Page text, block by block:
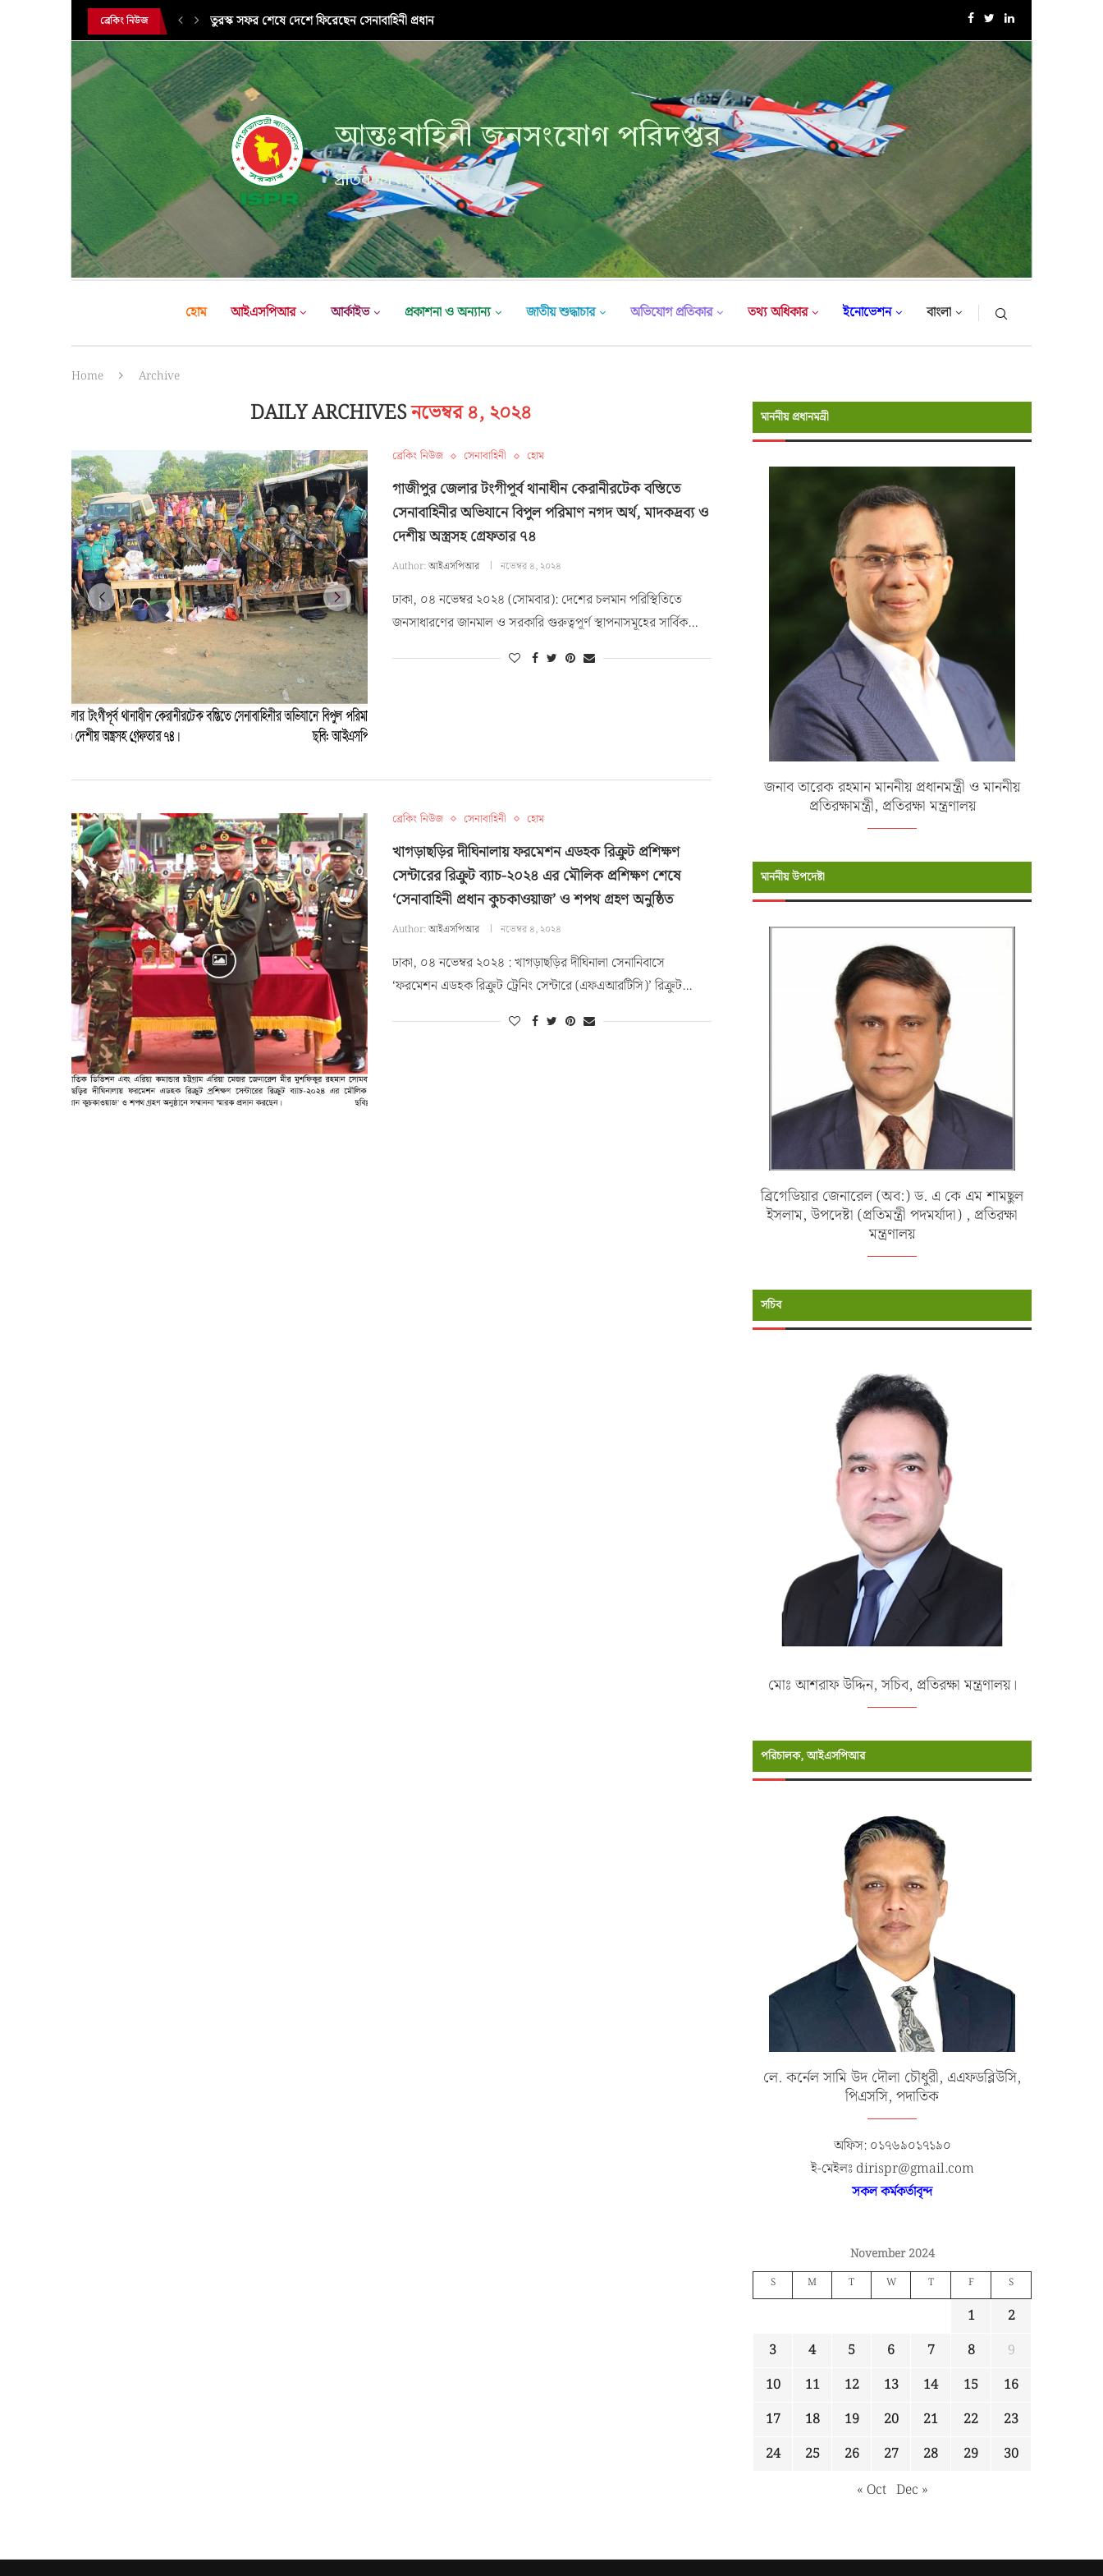
ব্রেকিং নিউজ তুরস্ক সফর শেষে দেশে ফিরেছেন সেনাবাহিনী প্রধান সরকারি সফরে তুরস্ক গমন করলেন সেনাবাহিনী প্রধান
আন্তঃবাহিনী জনসংযোগ পরিদপ্তর
প্রতিরক্ষা মন্ত্রণালয়
হোম আইএসপিআর আর্কাইভ প্রকাশনা ও অন্যান্য জাতীয় শুদ্ধাচার অভিযোগ প্রতিকার তথ্য অধিকার ইনোভেশন বাংলা
Home Archive
DAILY ARCHIVESনভেম্বর ৪, ২০২৪
ব্রেকিং নিউজ সেনাবাহিনী হোম
গাজীপুর জেলার টংগীপূর্ব থানাধীন কেরানীরটেক বস্তিতে
সেনাবাহিনীর অভিযানে বিপুল পরিমাণ নগদ অর্থ, মাদকদ্রব্য ও
দেশীয় অস্ত্রসহ গ্রেফতার ৭৪
Author:আইএসপিআর নভেম্বর ৪, ২০২৪
ঢাকা, ০৪ নভেম্বর ২০২৪ (সোমবার): দেশের চলমান পরিস্থিতিতে
জনসাধারণের জানমাল ও সরকারি গুরুত্বপূর্ণ স্থাপনাসমূহের সার্বিক…
ব্রেকিং নিউজ সেনাবাহিনী হোম
খাগড়াছড়ির দীঘিনালায় ফরমেশন এডহক রিক্রুট প্রশিক্ষণ
সেন্টারের রিক্রুট ব্যাচ-২০২৪ এর মৌলিক প্রশিক্ষণ শেষে
‘সেনাবাহিনী প্রধান কুচকাওয়াজ’ ও শপথ গ্রহণ অনুষ্ঠিত
Author:আইএসপিআর নভেম্বর ৪, ২০২৪
ঢাকা, ০৪ নভেম্বর ২০২৪ : খাগড়াছড়ির দীঘিনালা সেনানিবাসে
‘ফরমেশন এডহক রিক্রুট ট্রেনিং সেন্টারে (এফএআরটিসি)’ রিক্রুট…
মাননীয় প্রধানমন্রী
জনাব তারেক রহমান মাননীয় প্রধানমন্ত্রী ও মাননীয়
প্রতিরক্ষামন্ত্রী, প্রতিরক্ষা মন্ত্রণালয়
মাননীয় উপদেষ্টা
ব্রিগেডিয়ার জেনারেল (অব:) ড. এ কে এম শামছুল
ইসলাম, উপদেষ্টা (প্রতিমন্ত্রী পদমর্যাদা) , প্রতিরক্ষা
মন্ত্রণালয়
সচিব
মোঃ আশরাফ উদ্দিন, সচিব, প্রতিরক্ষা মন্ত্রণালয়।
পরিচালক, আইএসপিআর
লে. কর্নেল সামি উদ দৌলা চৌধুরী, এএফডব্লিউসি,
পিএসসি, পদাতিক
অফিস: ০১৭৬৯০১৭১৯০
ই-মেইলঃ dirispr@gmail.com
সকল কর্মকর্তাবৃন্দ
November 2024
S M T W T F S
1
2
3
4 5 6 7 8
9
10
11 12 13 14 15
16
17
18 19 20 21 22
23
24
25 26 27 28 29
30
« Oct Dec »